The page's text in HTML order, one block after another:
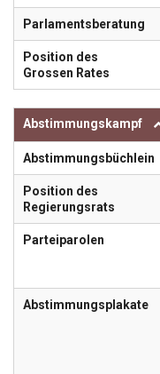
Parlamentsberatung
Position des
Grossen Rates
Abstimmungskampf
Abstimmungsbüchlein
Position des
Regierungsrats
Parteiparolen
Abstimmungsplakate